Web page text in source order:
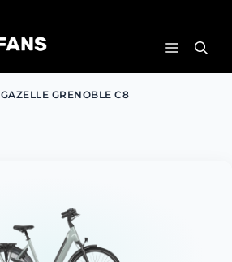
MENU
GAZELLE GRENOBLE C8